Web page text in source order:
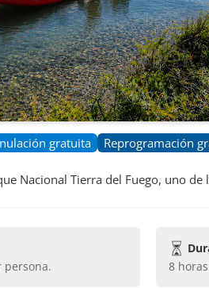
gratuita Reprogramación
Nacional Tierra del Fuego, uno
persona.
8 horas